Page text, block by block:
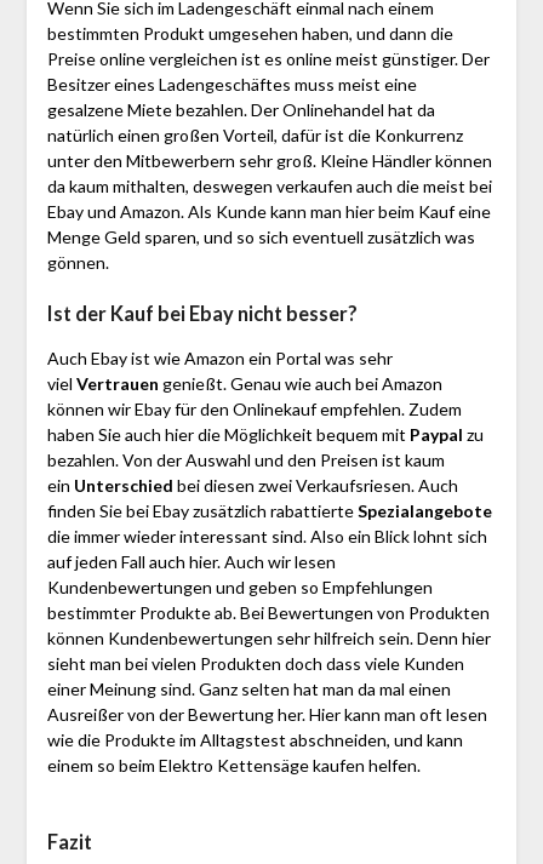
Wenn Sie sich im Ladengeschäft einmal nach einem
bestimmten Produkt umgesehen haben, und dann die
Preise online vergleichen ist es online meist günstiger. Der
Besitzer eines Ladengeschäftes muss meist eine
gesalzene Miete bezahlen. Der Onlinehandel hat da
natürlich einen großen Vorteil, dafür ist die Konkurrenz
unter den Mitbewerbern sehr groß. Kleine Händler können
da kaum mithalten, deswegen verkaufen auch die meist bei
Ebay und Amazon. Als Kunde kann man hier beim Kauf eine
Menge Geld sparen, und so sich eventuell zusätzlich was
gönnen.
Ist der Kauf bei Ebay nicht besser?
Auch Ebay ist wie Amazon ein Portal was sehr
viel Vertrauen genießt. Genau wie auch bei Amazon
können wir Ebay für den Onlinekauf empfehlen. Zudem
haben Sie auch hier die Möglichkeit bequem mit Paypal zu
bezahlen. Von der Auswahl und den Preisen ist kaum
ein Unterschied bei diesen zwei Verkaufsriesen. Auch
finden Sie bei Ebay zusätzlich rabattierteSpezialangebote
die immer wieder interessant sind. Also ein Blick lohnt sich
auf jeden Fall auch hier. Auch wir lesen
Kundenbewertungen und geben so Empfehlungen
bestimmter Produkte ab. Bei Bewertungen von Produkten
können Kundenbewertungen sehr hilfreich sein. Denn hier
sieht man bei vielen Produkten doch dass viele Kunden
einer Meinung sind. Ganz selten hat man da mal einen
Ausreißer von der Bewertung her. Hier kann man oft lesen
wie die Produkte im Alltagstest abschneiden, und kann
einem so beim Elektro Kettensäge kaufen helfen.
Fazit